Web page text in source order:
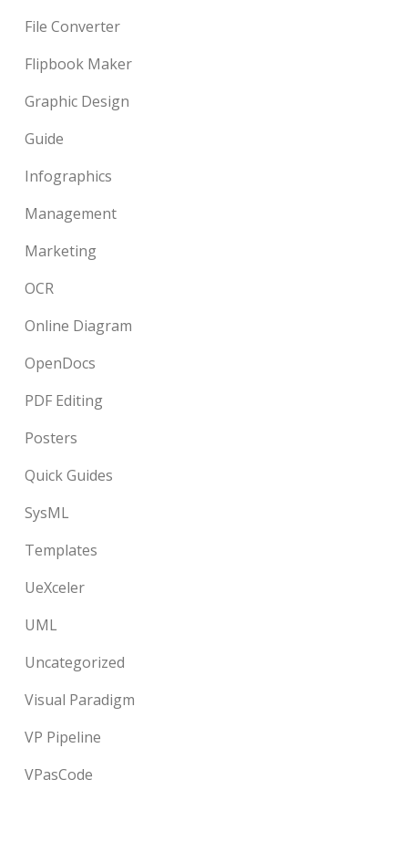
File Converter
Flipbook Maker
Graphic Design
Guide
Infographics
Management
Marketing
OCR
Online Diagram
OpenDocs
PDF Editing
Posters
Quick Guides
SysML
Templates
UeXceler
UML
Uncategorized
Visual Paradigm
VP Pipeline
VPasCode